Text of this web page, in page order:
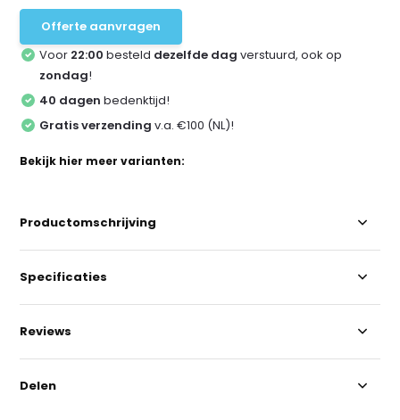
Offerte aanvragen
Voor 22:00 besteld dezelfde dag verstuurd, ook op
zondag!
40 dagen bedenktijd!
Gratis verzending v.a. €100 (NL)!
Bekijk hier meer varianten:
Productomschrijving
Specificaties
Reviews
Delen